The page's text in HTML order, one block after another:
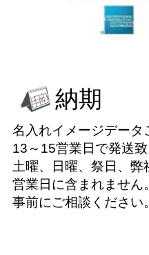
納期
名入れイメージデータ
13～15営業日で発送致
土曜、日曜、祭日、弊
営業日に含まれません
事前にご相談ください。